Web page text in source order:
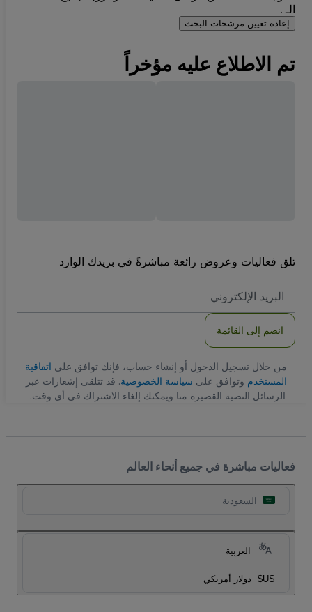
الـ .
إعادة تعيين مرشحات البحث
تم الاطلاع عليه مؤخراً
تلق فعاليات وعروض رائعة مباشرةً في بريدك الوارد
الاكتروني
انضم إلى القائمة
من خلال تسجيل الدخول أو إنشاء حساب، فإنك توافق على اتفاقية
المستخدم وتوافق على سياسة الخصوصية. قد تتلقى إشعارات عبر
الرسائل النصية القصيرة منا ويمكنك إلغاء الاشتراك في أي وقت.
فعاليات مباشرة في جميع أنحاء العالم
السعودية
العربية
US$ دولار أمريكي